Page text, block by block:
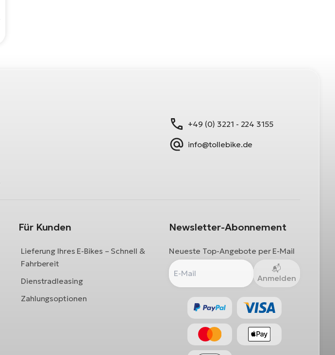
+49 (0) 3221 - 224 3155
info@tollebike.de
Für Kunden
Lieferung Ihres E-Bikes – Schnell &
Fahrbereit
Dienstradleasing
Zahlungsoptionen
Newsletter-Abonnement
Neueste Top-Angebote per E-Mail
Anmelden